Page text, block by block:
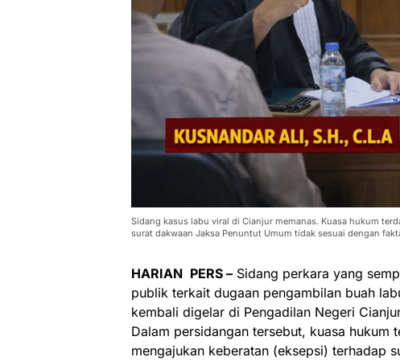
Sidang kasus labu viral di Cianjur memanas. Kuasa hukum
surat dakwaan Jaksa Penuntut Umum tidak sesuai dengan
HARIAN PERS – Sidang perkara yang
publik terkait dugaan pengambilan buah
kembali digelar di Pengadilan Negeri
Dalam persidangan tersebut, kuasa hukum
mengajukan keberatan (eksepsi) terhadap